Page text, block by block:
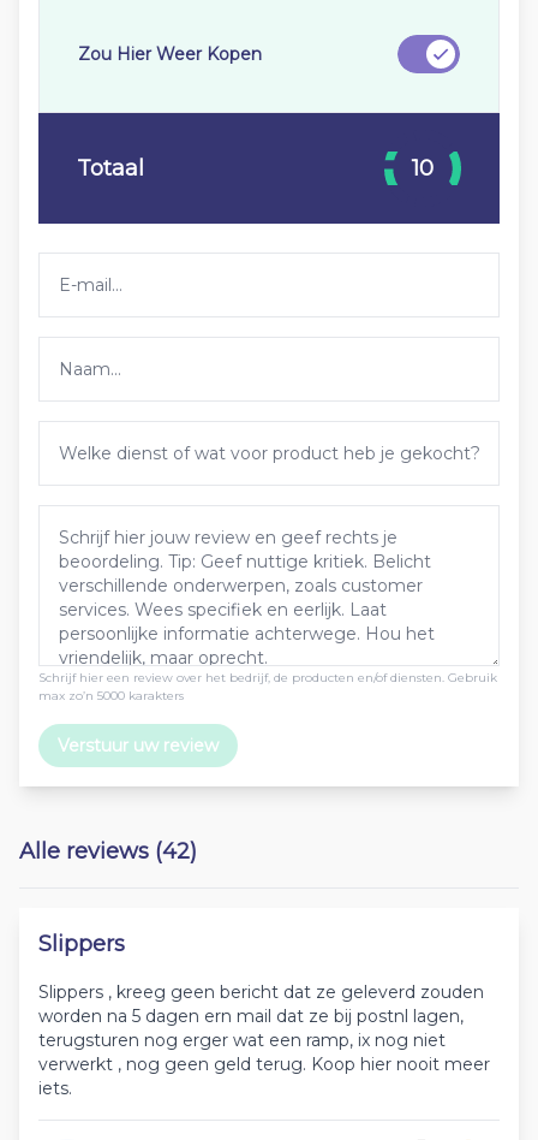
Schrijf hier een review over het bedrijf, de producten en/of diensten. Gebruik
max zo’n 5000 karakters
Verstuur uw review
Zou Hier Weer Kopen
Totaal 10
Alle reviews (42)
Slippers
Slippers , kreeg geen bericht dat ze geleverd zouden
worden na 5 dagen ern mail dat ze bij postnl lagen,
terugsturen nog erger wat een ramp, ix nog niet
verwerkt , nog geen geld terug. Koop hier nooit meer
iets.